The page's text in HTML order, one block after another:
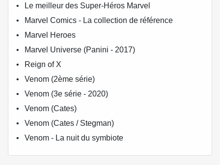
Le meilleur des Super-Héros Marvel
Marvel Comics - La collection de référence
Marvel Heroes
Marvel Universe (Panini - 2017)
Reign of X
Venom (2ème série)
Venom (3e série - 2020)
Venom (Cates)
Venom (Cates / Stegman)
Venom - La nuit du symbiote